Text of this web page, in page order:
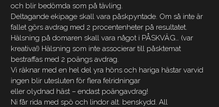
och blir bedömda som på tävling.
Deltagande ekipage skall vara påskpyntade. Om så inte är
fallet görs avdrag med 2 procentenheter på resultatet.
Hälsning på domaren skall vara något i PÅSKVÄG… (var
kreativa!) Hälsning som inte associerar till påsktemat
bestraffas med 2 poängs avdrag.
Vi räknar med en hel del yra höns och hariga hästar varvid
ingen blir utesluten för flera felridningar
eller olydnad häst – endast poängavdrag!
Ni får rida med spö och lindor alt. benskydd. All